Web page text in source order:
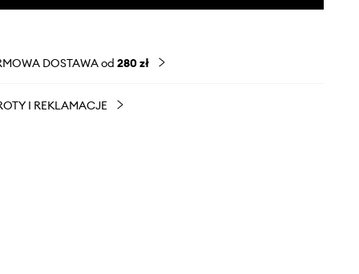
DOSTAWA od 280 zł
I REKLAMACJE